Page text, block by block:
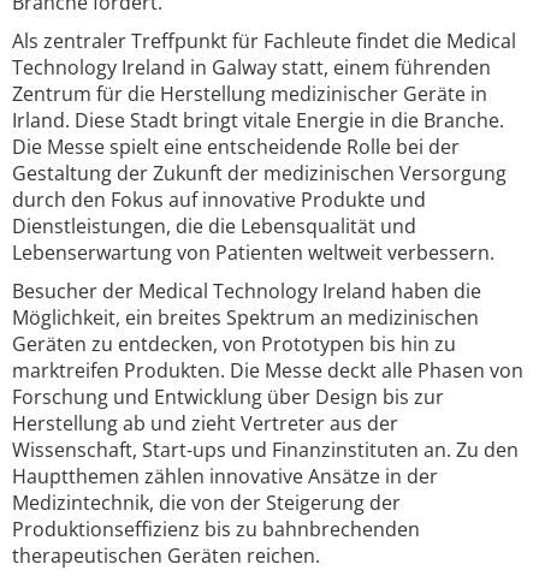
Als zentraler Treffpunkt für Fachleute findet die Medical
Technology Ireland in Galway statt, einem führenden
Zentrum für die Herstellung medizinischer Geräte in
Irland. Diese Stadt bringt vitale Energie in die Branche.
Die Messe spielt eine entscheidende Rolle bei der
Gestaltung der Zukunft der medizinischen Versorgung
durch den Fokus auf innovative Produkte und
Dienstleistungen, die die Lebensqualität und
Lebenserwartung von Patienten weltweit verbessern.
Besucher der Medical Technology Ireland haben die
Möglichkeit, ein breites Spektrum an medizinischen
Geräten zu entdecken, von Prototypen bis hin zu
marktreifen Produkten. Die Messe deckt alle Phasen von
Forschung und Entwicklung über Design bis zur
Herstellung ab und zieht Vertreter aus der
Wissenschaft, Start-ups und Finanzinstituten an. Zu den
Hauptthemen zählen innovative Ansätze in der
Medizintechnik, die von der Steigerung der
Produktionseffizienz bis zu bahnbrechenden
therapeutischen Geräten reichen.